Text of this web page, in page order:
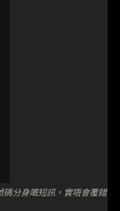
分身嘅短訊，實唔會覆錯